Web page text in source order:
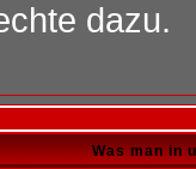
dazu.
Was man in